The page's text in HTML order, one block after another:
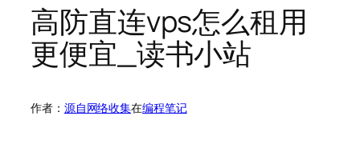
高防直连vps怎么租用
更便宜_读书小站
作者： 源自网络收集在编程笔记